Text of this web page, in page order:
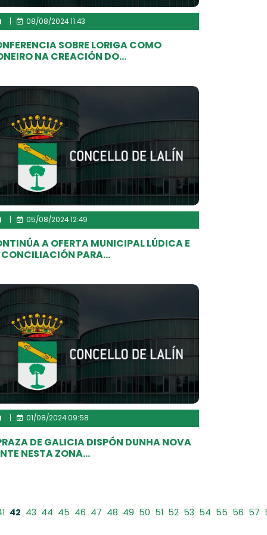
| 08/08/2024 11:43
SOBRE LORIGA COMO
NA CREACIÓN DO...
05/08/2024 12:49
A OFERTA MUNICIPAL LÚDICA E
CONCILIACIÓN PARA...
01/08/2024 09:58
DE GALICIA DISPÓN DUNHA NOVA
NESTA ZONA...
42 43 44 45 46 47 48 49 50 51 52 53 54 55 56 57